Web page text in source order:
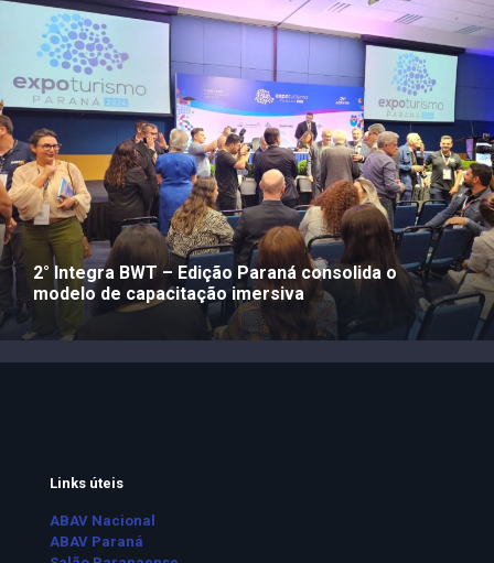
2° Integra BWT – Edição Paraná consolida o
modelo de capacitação imersiva
Links úteis
ABAV Nacional
ABAV Paraná